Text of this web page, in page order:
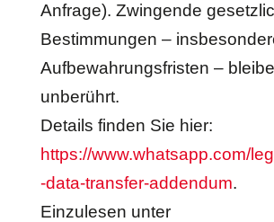
Anfrage). Zwingende
Bestimmungen –
Aufbewahrungsfristen –
unberührt.
Details finden Sie hier:
https://www.whatsapp.com/
-data-transfer-addendum.
Einzulesen unter